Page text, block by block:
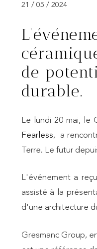
21 / 05 / 2024
de
durable.
Le lundi 20 mai, le
Fearless, a
Terre. Le futur
L'événement a
assisté à la
d'une architecture
Gresmanc Group,